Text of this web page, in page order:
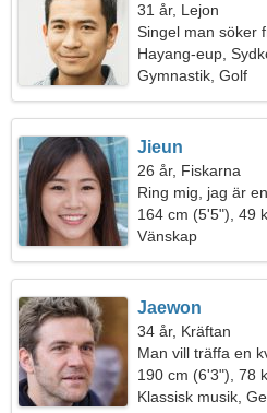
31 år, Lejon
Singel man söker
Hayang-eup,
Gymnastik, Golf
Jieun
26 år, Fiskarna
Ring mig, jag är
164 cm (5'5"), 49
Vänskap
Jaewon
34 år, Kräftan
Man vill träffa en
190 cm (6'3"), 78
Klassisk musik,